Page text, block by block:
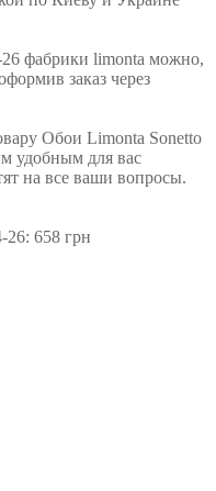
фабрики limonta можно,
заказ через
Обои Limonta Sonetto
удобным для вас
на все ваши вопросы.
658 грн